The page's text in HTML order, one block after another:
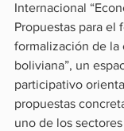
Internacional
Propuestas para el
formalización de la
boliviana”, un
participativo
propuestas
uno de los